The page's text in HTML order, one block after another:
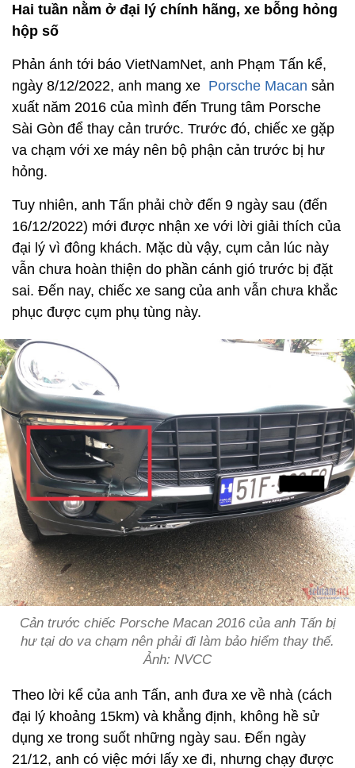
Hai tuần nằm ở đại lý chính hãng, xe bỗng hỏng
hộp số
Phản ánh tới báo VietNamNet, anh Phạm Tấn kể,
ngày 8/12/2022, anh mang xe Porsche Macan sản
xuất năm 2016 của mình đến Trung tâm Porsche
Sài Gòn để thay cản trước. Trước đó, chiếc xe gặp
va chạm với xe máy nên bộ phận cản trước bị hư
hỏng.
Tuy nhiên, anh Tấn phải chờ đến 9 ngày sau (đến
16/12/2022) mới được nhận xe với lời giải thích của
đại lý vì đông khách. Mặc dù vậy, cụm cản lúc này
vẫn chưa hoàn thiện do phần cánh gió trước bị đặt
sai. Đến nay, chiếc xe sang của anh vẫn chưa khắc
phục được cụm phụ tùng này.
Cản trước chiếc Porsche Macan 2016 của anh Tấn bị
hư tại do va chạm nên phải đi làm bảo hiểm thay thế.
Ảnh: NVCC
Theo lời kể của anh Tấn, anh đưa xe về nhà (cách
đại lý khoảng 15km) và khẳng định, không hề sử
dụng xe trong suốt những ngày sau. Đến ngày
21/12, anh có việc mới lấy xe đi, nhưng chạy được